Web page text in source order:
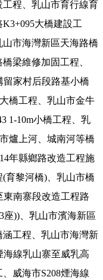
程、乳山市育行線育
大橋建設工
市海灣新區天海路橋
梁維修加固工程、
留家村后段路基小橋
橋工程、乳山市金牛
1-10m小橋工程、乳
爐上河、城南河等橋
年縣鄉路改造工程施
育黎河橋)、乳山市橋
東南寨段改造工程路
座))、乳山市濱海新區
工程、乳山市海灣新
海線乳山寨至威乳高
威海市S208煙海線